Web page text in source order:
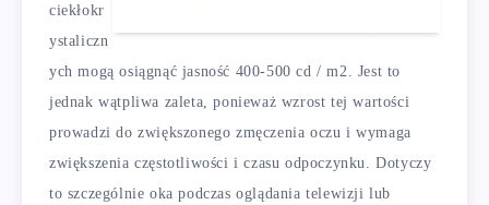
ciekłokr
ystaliczn
ych mogą osiągnąć jasność 400-500 cd / m2. Jest to
jednak wątpliwa zaleta, ponieważ wzrost tej wartości
prowadzi do zwiększonego zmęczenia oczu i wymaga
zwiększenia częstotliwości i czasu odpoczynku. Dotyczy
to szczególnie oka podczas oglądania telewizji lub